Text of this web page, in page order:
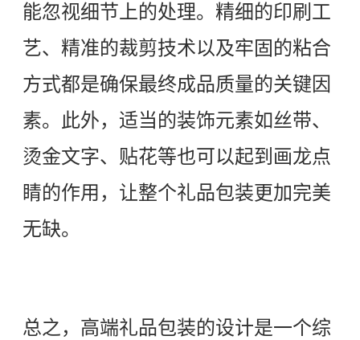
能忽视细节上的处理。精细的印刷工
艺、精准的裁剪技术以及牢固的粘合
方式都是确保最终成品质量的关键因
素。此外，适当的装饰元素如丝带、
烫金文字、贴花等也可以起到画龙点
睛的作用，让整个礼品包装更加完美
无缺。
总之，高端礼品包装的设计是一个综